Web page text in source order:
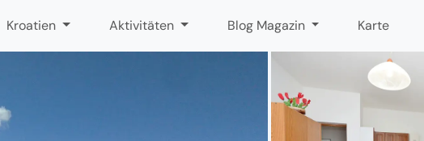
Kroatien Aktivitäten Blog Magazin Karte